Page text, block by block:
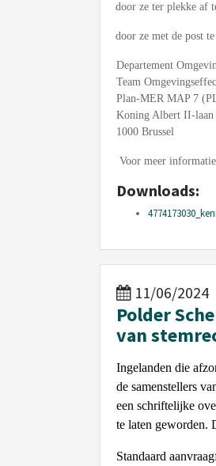
door ze ter plekke af
door ze met de post
Departement
Team
Plan-MER MAP 7
Koning Albert II-laan
1000 Brussel
Voor meer
Downloads:
11/06/2024
Polder
van
Ingelanden die
de samenstellers
een schriftelijke
te laten geworden.
Standaard